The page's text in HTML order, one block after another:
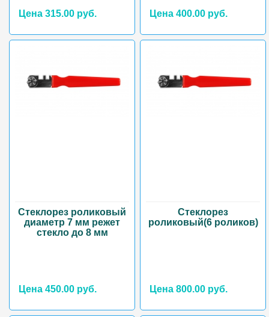
Цена 315.00 руб. Цена 400.00 руб.
Стеклорез роликовый
диаметр 7 мм режет
стекло до 8 мм
Цена 450.00 руб.
Стеклорез
роликовый(6 роликов)
Цена 800.00 руб.